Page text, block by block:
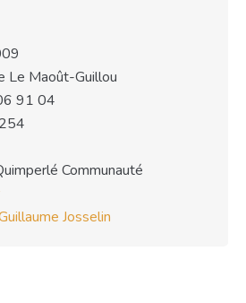
Le Maoût-Guillou
91 04
Communauté
Josselin